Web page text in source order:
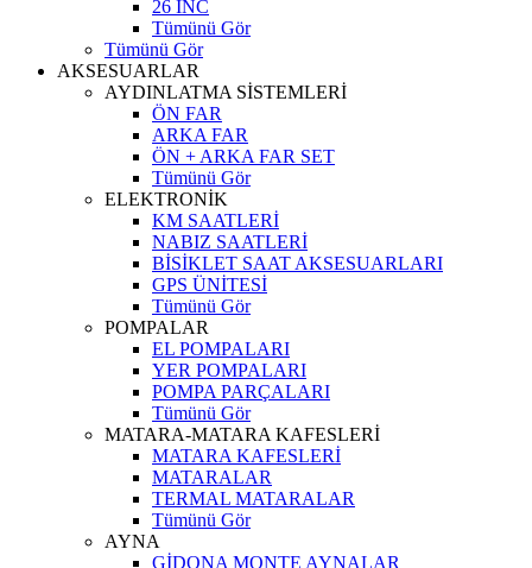
26 INC
Tümünü Gör
Tümünü Gör
AKSESUARLAR
AYDINLATMA SİSTEMLERİ
ÖN FAR
ARKA FAR
ÖN + ARKA FAR SET
Tümünü Gör
ELEKTRONİK
KM SAATLERİ
NABIZ SAATLERİ
BİSİKLET SAAT AKSESUARLARI
GPS ÜNİTESİ
Tümünü Gör
POMPALAR
EL POMPALARI
YER POMPALARI
POMPA PARÇALARI
Tümünü Gör
MATARA-MATARA KAFESLERİ
MATARA KAFESLERİ
MATARALAR
TERMAL MATARALAR
Tümünü Gör
AYNA
GİDONA MONTE AYNALAR